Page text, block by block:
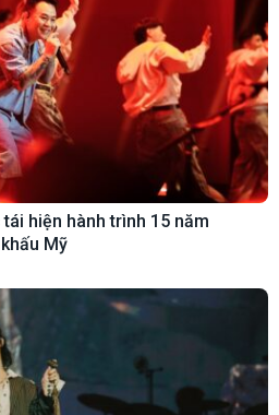
hiện hành trình 15 năm
Mỹ